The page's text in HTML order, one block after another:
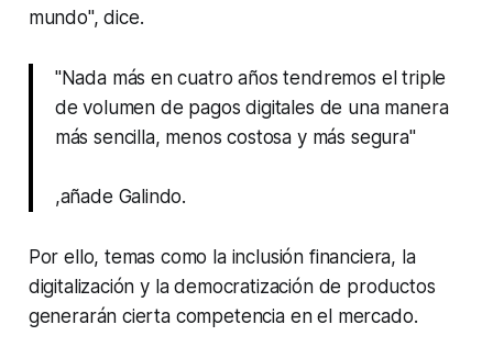
mundo", dice.
"Nada más en cuatro años tendremos el triple
de volumen de pagos digitales de una manera
más sencilla, menos costosa y más segura"
,añade Galindo.
Por ello, temas como la inclusión financiera, la
digitalización y la democratización de productos
generarán cierta competencia en el mercado.